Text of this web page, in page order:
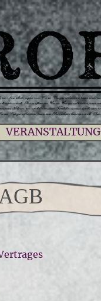
VERANSTALTUNG